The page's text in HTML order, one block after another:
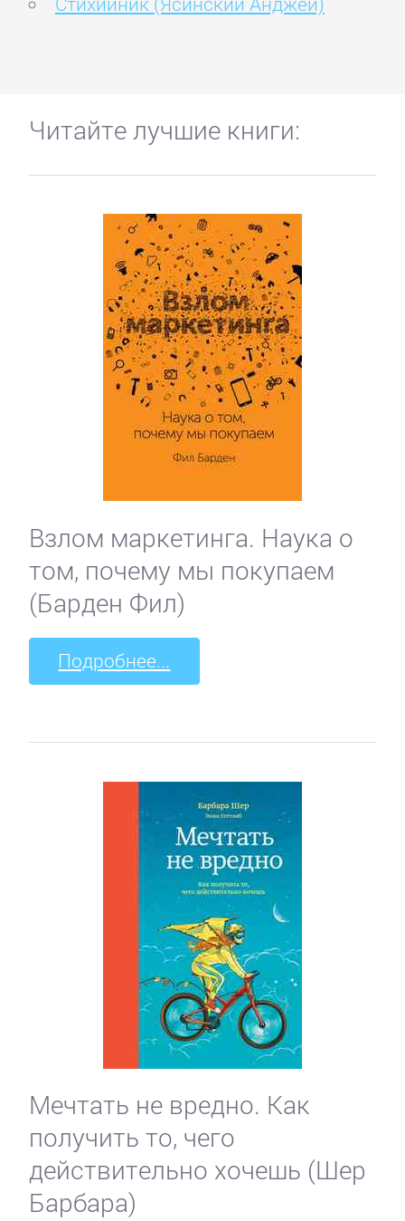
Читайте лучшие книги:
Взлом маркетинга. Наука о
том, почему мы покупаем
(Барден Фил)
Подробнее...
Мечтать не вредно. Как
получить то, чего
действительно хочешь (Шер
Барбара)